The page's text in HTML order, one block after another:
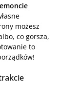
możesz
co gorsza,
to